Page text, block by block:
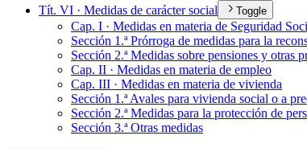
Tít. VI · Medidas de carácter social
Toggle
Cap. I · Medidas en materia de Seguridad
Sección 1.ª Prórroga de medidas para la
Sección 2.ª Medidas sobre pensiones y otras
Cap. II · Medidas en materia de empleo
Cap. III · Medidas en materia de vivienda
Sección 1.ª Avales para vivienda social o a
Sección 2.ª Medidas para la protección de
Sección 3.ª Otras medidas